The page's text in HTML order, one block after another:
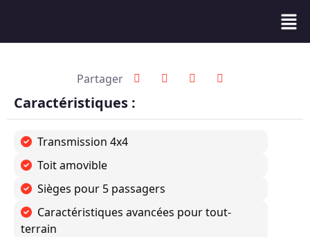
Partager
Caractéristiques :
Transmission 4x4
Toit amovible
Sièges pour 5 passagers
Caractéristiques avancées pour tout-
terrain